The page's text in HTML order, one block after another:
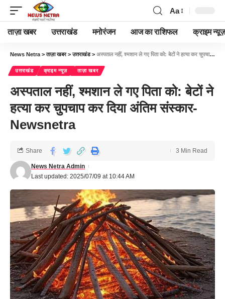
Aa
ताज़ा खबर उत्तराखंड मनोरंजन आज का राशिफल क्राइम न्यूज़
News Netra >ताज़ा खबर>उत्तराखंड> अस्पताल नहीं, श्मशान ले गए पिता को: बेटों ने हत्या कर चुपचाप कर दिया अंतिम संस्कार-Newsnetra
उत्तराखंड क्राइम न्यूज़ ताज़ा खबर
अस्पताल नहीं, श्मशान ले गए पिता को: बेटों ने
हत्या कर चुपचाप कर दिया अंतिम संस्कार-
Newsnetra
Last updated: 2025/07/09 at 10:44 AM
News Netra Admin
Share 3 Min Read